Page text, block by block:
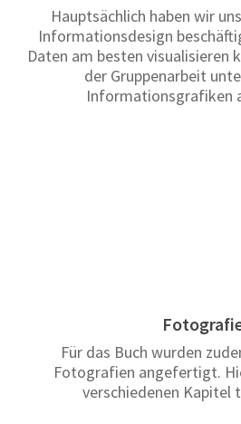
Hauptsächlich haben wir
Informationsdesign
Daten am besten visualisieren
der Gruppenarbeit
Informationsgrafiken
Für das Buch wurden
Fotografien angefertigt.
verschiedenen Kapitel